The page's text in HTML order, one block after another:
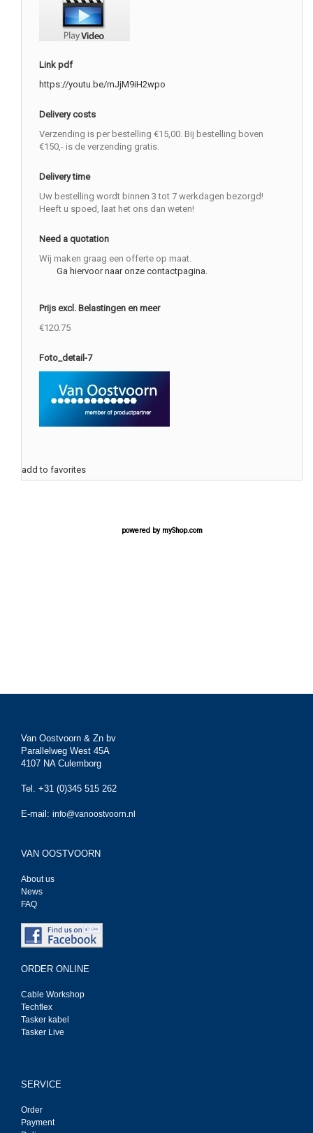
Link pdf
https://youtu.be/mJjM9iH2wpo
Delivery costs
Verzending is per bestelling €15,00. Bij bestelling boven
€150,- is de verzending gratis.
Delivery time
Uw bestelling wordt binnen 3 tot 7 werkdagen bezorgd!
Heeft u spoed, laat het ons dan weten!
Need a quotation
Wij maken graag een offerte op maat.
Ga hiervoor naar onze contactpagina.
Prijs excl. Belastingen en meer
€120.75
Foto_detail-7
add to favorites
powered by myShop.com
Van Oostvoorn & Zn bv
Parallelweg West 45A
4107 NA Culemborg
Tel. +31 (0)345 515 262
E-mail: info@vanoostvoorn.nl
VAN OOSTVOORN
About us
News
FAQ
ORDER ONLINE
Cable Workshop
Techflex
Tasker kabel
Tasker Live
SERVICE
Order
Payment